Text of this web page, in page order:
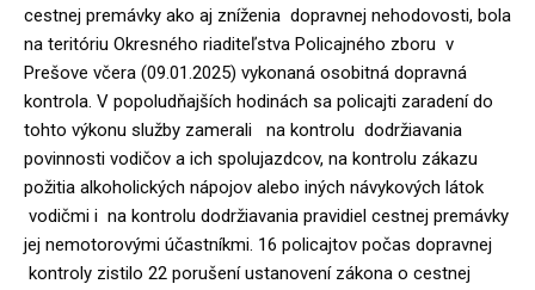
cestnej premávky ako aj zníženia dopravnej nehodovosti, bola
na teritóriu Okresného riaditeľstva Policajného zboru v
Prešove včera (09.01.2025) vykonaná osobitná dopravná
kontrola. V popoludňajších hodinách sa policajti zaradení do
tohto výkonu služby zamerali na kontrolu dodržiavania
povinnosti vodičov a ich spolujazdcov, na kontrolu zákazu
požitia alkoholických nápojov alebo iných návykových látok
vodičmi i na kontrolu dodržiavania pravidiel cestnej premávky
jej nemotorovými účastníkmi. 16 policajtov počas dopravnej
kontroly zistilo 22 porušení ustanovení zákona o cestnej